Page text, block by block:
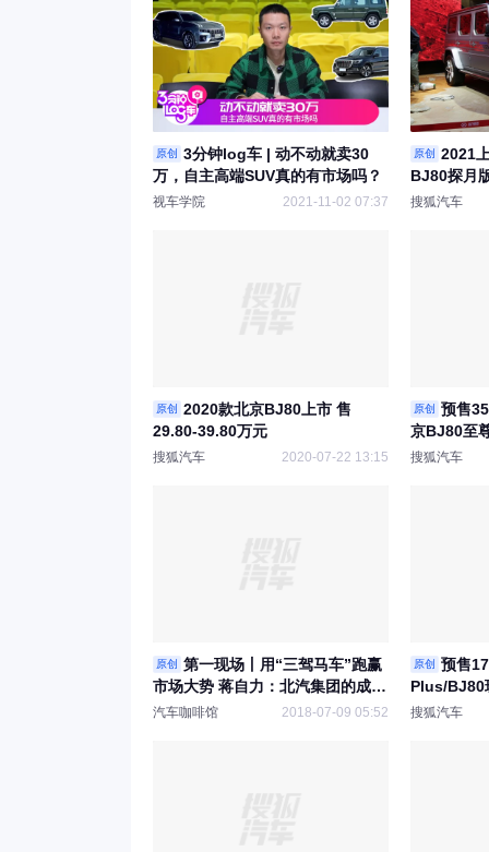
原创
3分钟log车 | 动不动就卖30
万，自主高端SUV真的有市场吗？
视车学院 2021-11-02 07:37
原创
2021
BJ80探月
搜狐汽车
原创
2020款北京BJ80上市 售
29.80-39.80万元
搜狐汽车 2020-07-22 13:15
原创
预售
京BJ80至
搜狐汽车
原创
第一现场丨用“三驾马车”跑赢
市场大势 蒋自力：北汽集团的成绩
是可持续的
汽车咖啡馆 2018-07-09 05:52
原创
预售
Plus/BJ80
搜狐汽车